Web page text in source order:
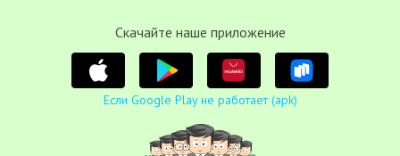
Cкачайте наше приложение
Если Google Play не работает (apk)